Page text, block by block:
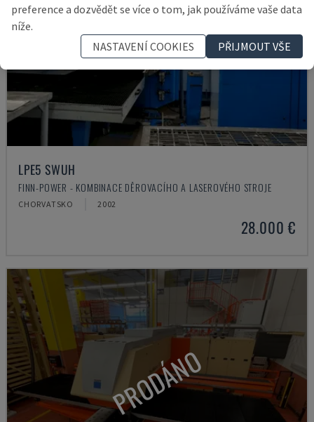
LPE5 SWUH
FINN-POWER - KOMBINACE DĚROVACÍHO A LASEROVÉHO STROJE
CHORVATSKO 2002
28.000 €
PRODÁNO
preference a dozvědět se více o tom, jak používáme vaše data
níže.
NASTAVENÍ COOKIES
PŘIJMOUT VŠE